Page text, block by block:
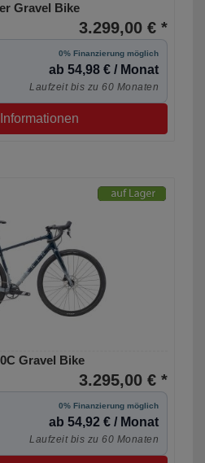
Gravel Bike
3.299,00 € *
0% Finanzierung möglich
ab 54,98 € / Monat
Laufzeit bis zu 60 Monaten
Gravel Bike
3.295,00 € *
0% Finanzierung möglich
ab 54,92 € / Monat
Laufzeit bis zu 60 Monaten